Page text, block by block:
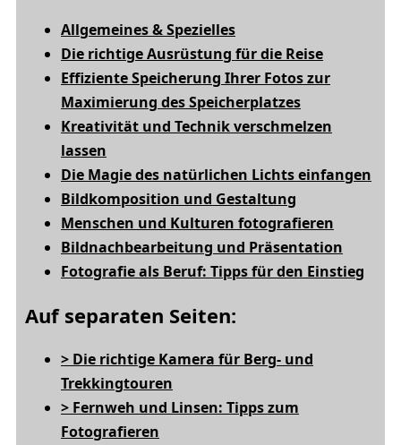
Allgemeines & Spezielles
Die richtige Ausrüstung für die Reise
Effiziente Speicherung Ihrer Fotos zur
Maximierung des Speicherplatzes
Kreativität und Technik verschmelzen
lassen
Die Magie des natürlichen Lichts einfangen
Bildkomposition und Gestaltung
Menschen und Kulturen fotografieren
Bildnachbearbeitung und Präsentation
Fotografie als Beruf: Tipps für den Einstieg
Auf separaten Seiten:
> Die richtige Kamera für Berg- und
Trekkingtouren
> Fernweh und Linsen: Tipps zum
Fotografieren